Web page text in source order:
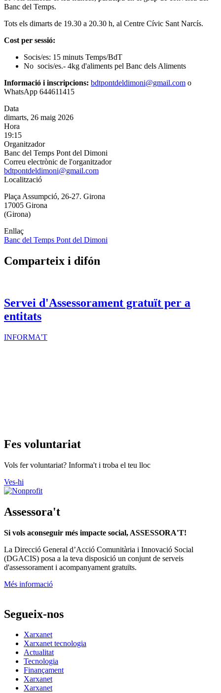
Banc del Temps.
Tots els dimarts de 19.30 a 20.30 h, al Centre Cívic Sant Narcís.
Cost per sessió:
Socis/es: 15 minuts Temps/BdT
No socis/es.- 4kg d'aliments pel Banc dels Aliments
Informació i inscripcions: bdtpontdeldimoni@gmail.com o
WhatsApp 644611415
Data
dimarts, 26 maig 2026
Hora
19:15
Organitzador
Banc del Temps Pont del Dimoni
Correu electrònic de l'organitzador
bdtpontdeldimoni@gmail.com
Localització
Plaça Assumpció, 26-27. Girona
17005 Girona
(Girona)
Enllaç
Banc del Temps Pont del Dimoni
Comparteix i difón
Servei d'Assessorament gratuït per a
entitats
INFORMA'T
Fes voluntariat
Vols fer voluntariat? Informa't i troba el teu lloc
Ves-hi
Assessora't
Si vols aconseguir més impacte social, ASSESSORA'T!
La Direcció General d’Acció Comunitària i Innovació Social
(DGACIS) posa a la teva disposició un conjunt de serveis
d'assessorament i acompanyament gratuïts.
Més informació
Segueix-nos
Xarxanet
Xarxanet tecnologia
Actualitat
Tecnologia
Finançament
Xarxanet
Xarxanet